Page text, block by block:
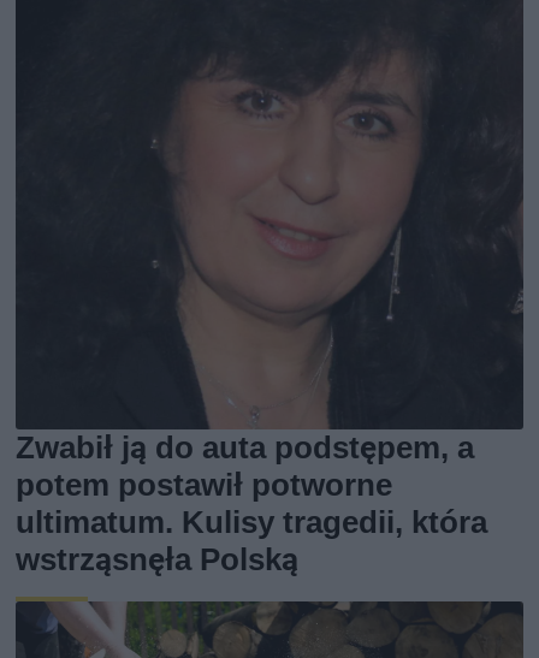
Zwabił ją do auta podstępem, a
potem postawił potworne
ultimatum. Kulisy tragedii, która
wstrząsnęła Polską